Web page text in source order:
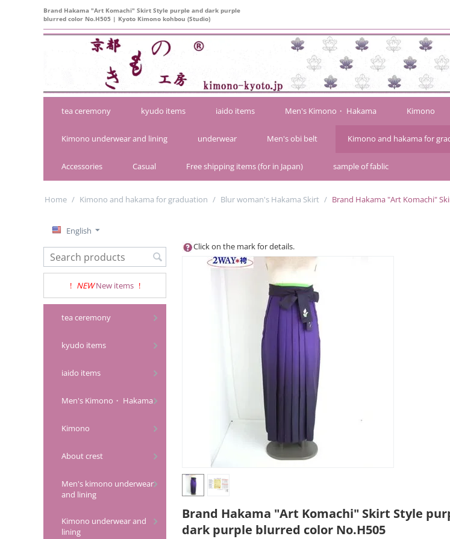
Brand Hakama "Art Komachi" Skirt Style purple and dark purple
blurred color No.H505 | Kyoto Kimono kohbou (Studio)
tea ceremony kyudo items iaido items Men's Kimono・ Hakama Kimono
Kimono underwear and lining underwear Men's obi belt Kimono and hakama for
Accessories Casual Free shipping items (for in Japan) sample of fablic
Home / Kimono and hakama for graduation / Blur woman's Hakama Skirt / Brand Hakama "Art Komachi"
English
! NEW New items !
tea ceremony
kyudo items
iaido items
Men's Kimono・ Hakama
Kimono
About crest
Men's kimono underwear
and lining
Kimono underwear and
lining
Click on the mark for details.
Brand Hakama "Art Komachi" Skirt Style
dark purple blurred color No.H505